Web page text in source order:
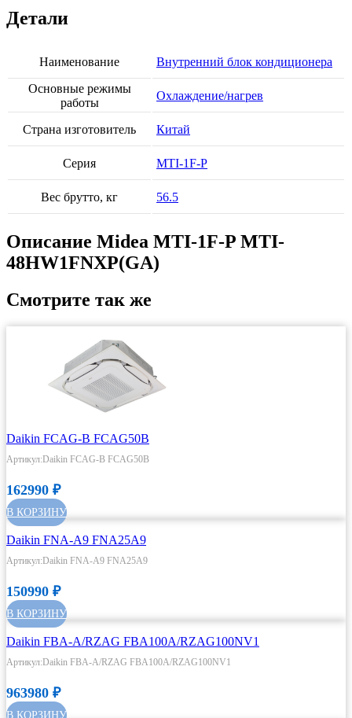
Детали
Наименование
Внутренний блок кондиционера
Основные режимы
работы
Охлаждение/нагрев
Страна изготовитель Китай
Серия MTI-1F-P
Вес брутто, кг 56.5
Описание Midea MTI-1F-P MTI-
48HW1FNXP(GA)
Смотрите так же
Daikin FCAG-B FCAG50B
Артикул:Daikin FCAG-B FCAG50B
162990 ₽
В КОРЗИНУ
Daikin FNA-A9 FNA25A9
Артикул:Daikin FNA-A9 FNA25A9
150990 ₽
В КОРЗИНУ
Daikin FBA-A/RZAG FBA100A/RZAG100NV1
Артикул:Daikin FBA-A/RZAG FBA100A/RZAG100NV1
963980 ₽
В КОРЗИНУ